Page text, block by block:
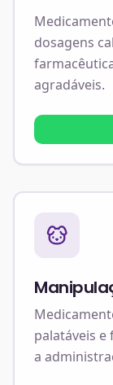
dosagens
agradáveis.
palatáveis
a